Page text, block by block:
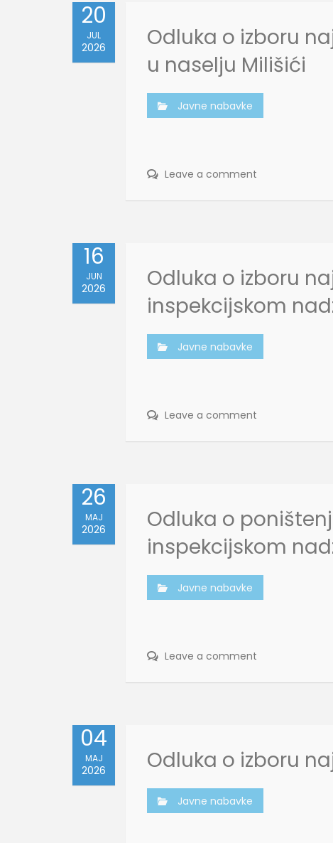
20
JUL
2026
Odluka o izboru
u naselju Milišići
Javne nabavke
Leave a comment
16
JUN
2026
Odluka o izboru
inspekcijskom
Javne nabavke
Leave a comment
26
MAJ
2026
Odluka o
inspekcijskom
Javne nabavke
Leave a comment
04
MAJ
2026 Odluka o izboru
Javne nabavke